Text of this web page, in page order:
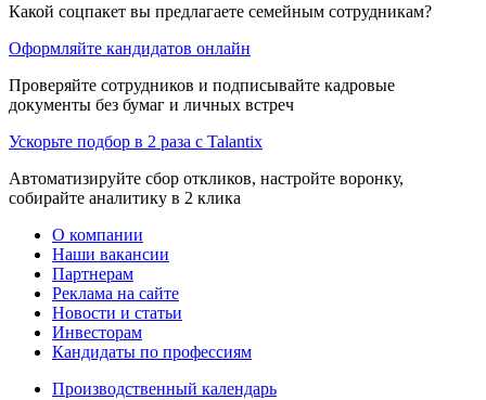
Какой соцпакет вы предлагаете семейным сотрудникам?
Оформляйте кандидатов онлайн
Проверяйте сотрудников и подписывайте кадровые
документы без бумаг и личных встреч
Ускорьте подбор в 2 раза с Talantix
Автоматизируйте сбор откликов, настройте воронку,
собирайте аналитику в 2 клика
О компании
Наши вакансии
Партнерам
Реклама на сайте
Новости и статьи
Инвесторам
Кандидаты по профессиям
Производственный календарь